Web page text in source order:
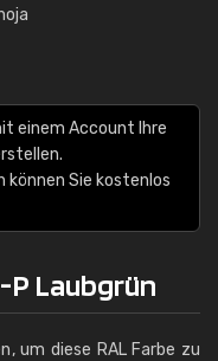
einem Account Ihre
können Sie kostenlos
P Laubgrün
um diese RAL Farbe zu